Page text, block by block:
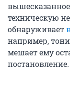
вышесказанное
техническую
обнаруживает
например,
мешает ему
постановление.